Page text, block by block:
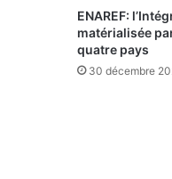
é
c
o
n
ENAREF:
matérialisée
quatre pays
30 décembre